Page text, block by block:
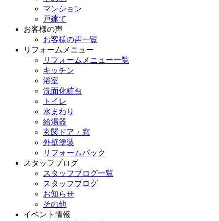
マンション
戸建て
お客様の声
お客様の声一覧
リフォームメニュー
リフォームメニュー一覧
キッチン
浴室
洗面化粧台
トイレ
水まわり
給湯器
玄関ドア・窓
外壁塗装
リフォームパック
スタッフブログ
スタッフブログ一覧
スタッフブログ
お知らせ
その他
イベント情報